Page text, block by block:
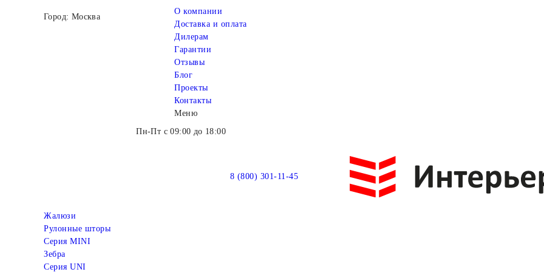
Город: Москва
О компании
Доставка и оплата
Дилерам
Гарантии
Отзывы
Блог
Проекты
Контакты
Меню
Пн-Пт с 09:00 до 18:00
8 (800) 301-11-45
Жалюзи
Рулонные шторы
Серия MINI
Зебра
Серия UNI